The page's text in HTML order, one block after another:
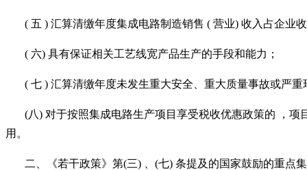
( 五 ) 汇算清缴年度集成电路制造销售 ( 营业) 收入占企业
( 六) 具有保证相关工艺线宽产品生产的手段和能力；
( 七 ) 汇算清缴年度未发生重大安全、重大质量事故或严重
(八) 对于按照集成电路生产项目享受税收优惠政策的 ，
用。
二、《若干政策》第(三) 、(七) 条提及的国家鼓励的重点